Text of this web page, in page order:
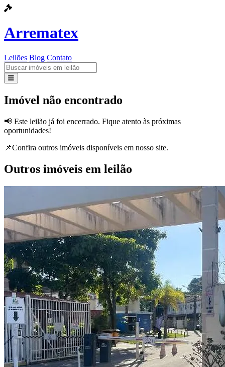
Arrematex
Leilões Blog Contato
Leilões
Imóvel não encontrado
📢 Este leilão já foi encerrado. Fique atento às próximas
oportunidades!
📌Confira outros imóveis disponíveis em nosso site.
Outros imóveis em leilão